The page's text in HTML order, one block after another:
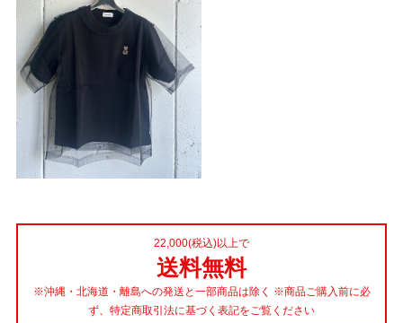
22,000(税込)以上で
送料無料
※沖縄・北海道・離島への発送と一部商品は除く ※商品ご購入前に必
ず、特定商取引法に基づく表記をご覧ください